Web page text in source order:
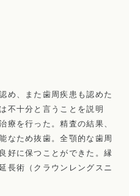
め、また歯周疾患も認めた
不十分と言うことを説明
療を行った。精査の結果、
なため抜歯。全顎的な歯周
好に保つことができた。縁
長術（クラウンレングスニ